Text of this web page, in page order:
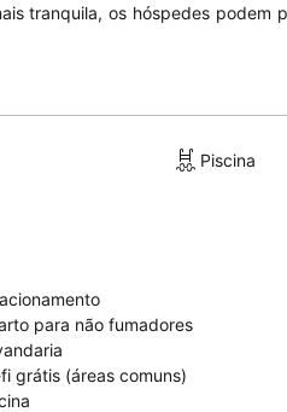
tranquila, os hóspedes podem
Piscina
para não fumadores
grátis (áreas comuns)